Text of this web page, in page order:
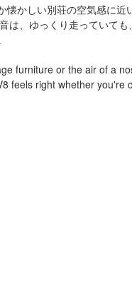
かしい別荘の空気感に近
、ゆっくり走っていて
furniture or the air of a
feels right whether you're